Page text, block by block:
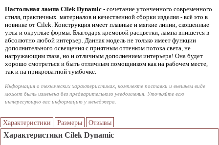
Настольная лампа Cilek Dynamic - сочетание утонченного современного
стиля, практичных материалов и качественной сборки изделия - всё это в
новинке от Cilek. Конструкция имеет плавные и мягкие линии, скошенные
углы и округлые формы. Благодаря кремовой расцветки, лампа впишется в
абсолютно любой интерьер. Данная модель не только имеет функции
дополнительного освещения с приятным оттенком потока света, не
нагружающим глаза, но и отличным дополнением интерьера! Она будет
хорошо смотреться и быть отличным помощником как на рабочем месте,
так и на прикроватной тумбочке.
Информация о технических характеристиках, комплекте поставки и внешнем виде
может быть изменена без предварительного уведомления. Уточняйте всю
интересующую вас информацию у менеджера.
Характеристики Размеры Отзывы
Характеристики Cilek Dynamic